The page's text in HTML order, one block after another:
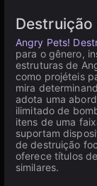
Angry Pets!
para o gênero,
estruturas de
como projéteis
mira
adota uma
ilimitado de
itens de uma
suportam
de destruição
oferece títulos
similares.